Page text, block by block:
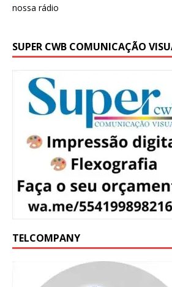
SUPER CWB COMUNICAÇÃO
TELCOMPANY